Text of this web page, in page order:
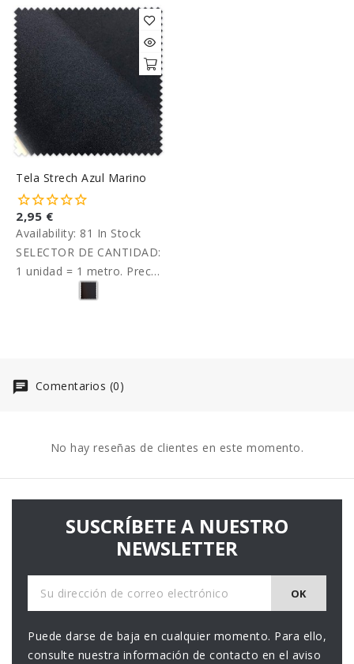
Tela Strech Azul Marino
2,95 €
Availability: 81 In Stock
SELECTOR DE CANTIDAD:
1 unidad = 1 metro. Precio
Comentarios (0)
No hay reseñas de clientes en este momento.
SUSCRÍBETE A NUESTRO
NEWSLETTER
Puede darse de baja en cualquier momento. Para ello,
consulte nuestra información de contacto en el aviso